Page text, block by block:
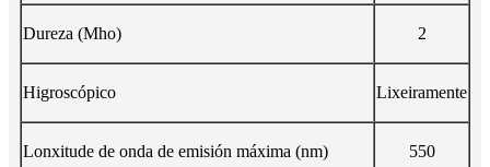
Dureza (Mho) 2
Higroscópico Lixeiramente
Lonxitude de onda de emisión máxima (nm) 550